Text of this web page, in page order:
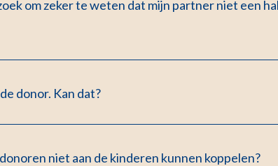
om zeker te weten dat mijn partner niet een
donor. Kan dat?
niet aan de kinderen kunnen koppelen?